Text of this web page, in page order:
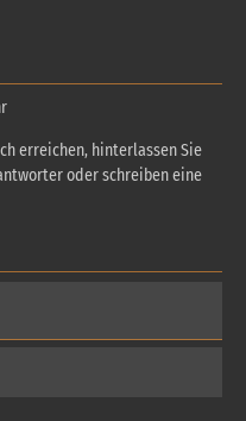
erreichen, hinterlassen Sie
oder schreiben eine